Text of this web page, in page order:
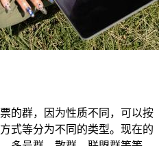
的群，因为性质不同，可以按
式等分为不同的类型。现在的